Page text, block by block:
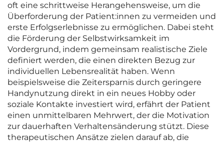
oft eine schrittweise Herangehensweise, um die
Überforderung der Patient:innen zu vermeiden und
erste Erfolgserlebnisse zu ermöglichen. Dabei steht
die Förderung der Selbstwirksamkeit im
Vordergrund, indem gemeinsam realistische Ziele
definiert werden, die einen direkten Bezug zur
individuellen Lebensrealität haben. Wenn
beispielsweise die Zeitersparnis durch geringere
Handynutzung direkt in ein neues Hobby oder
soziale Kontakte investiert wird, erfährt der Patient
einen unmittelbaren Mehrwert, der die Motivation
zur dauerhaften Verhaltensänderung stützt. Diese
therapeutischen Ansätze zielen darauf ab, die